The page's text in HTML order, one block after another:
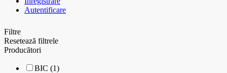
Autentificare
Filtre
Resetează filtrele
Producători
BIC (1)